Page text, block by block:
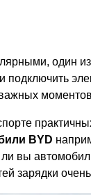
один
BYD
вы
зарядки